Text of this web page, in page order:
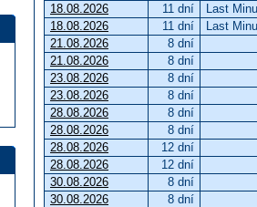
18.08.2026
11 dní Last
18.08.2026
11 dní Last
21.08.2026
8 dní
21.08.2026
8 dní
23.08.2026
8 dní
23.08.2026
8 dní
28.08.2026
8 dní
28.08.2026
8 dní
28.08.2026
12 dní
28.08.2026
12 dní
30.08.2026
8 dní
30.08.2026
8 dní